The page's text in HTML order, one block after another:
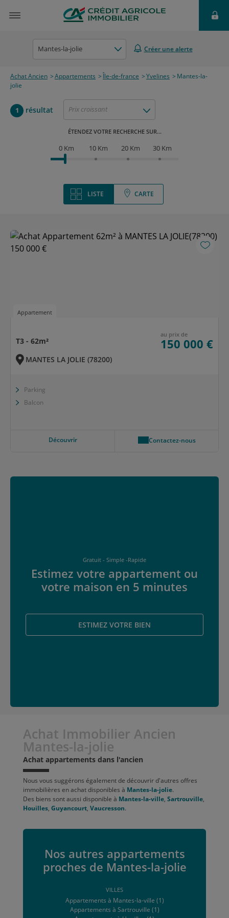
Mantes-la-jolie Créer une alerte
Achat Ancien Appartements Île-de-france Yvelines
Mantes-la-
jolie
1 résultat Prix croissant
ÉTENDEZ VOTRE RECHERCHE SUR...
0 Km 10 Km 20 Km 30 Km
LISTE CARTE
Appartement
T3 - 62m²
au prix de
150 000 €
MANTES LA JOLIE (78200)
Parking
Balcon
Découvrir Contactez-nous
Gratuit - Simple -Rapide
Estimez votre appartement ou
votre maison en 5 minutes
ESTIMEZ VOTRE BIEN
Achat Immobilier Ancien
Mantes-la-jolie
Achat appartements dans l'ancien
Nous vous suggérons également de découvrir d'autres offres
immobilières en achat disponibles à Mantes-la-jolie.
Des biens sont aussi disponible à Mantes-la-ville, Sartrouville,
Houilles, Guyancourt, Vaucresson.
Nos autres appartements
proches de Mantes-la-jolie
VILLES
Appartements à Mantes-la-ville (1)
Appartements à Sartrouville (1)